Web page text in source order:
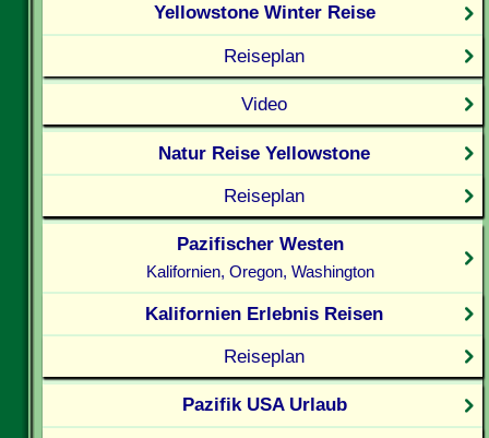
Yellowstone Winter Reise
Reiseplan
Video
Natur Reise Yellowstone
Reiseplan
Pazifischer Westen
Kalifornien, Oregon, Washington
Kalifornien Erlebnis Reisen
Reiseplan
Pazifik USA Urlaub